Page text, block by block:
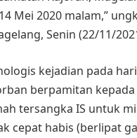
Mei 2020 malam,”
Senin (22/11/
kejadian pada
berpamitan
tersangka IS untuk
cepat habis (berlipat